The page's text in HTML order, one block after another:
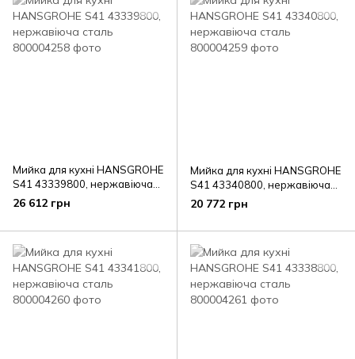
Мийка для кухні HANSGROHE
S41 43339800, нержавіюча
сталь
26 612 грн
Мийка для кухні HANSGROHE
S41 43340800, нержавіюча
сталь
20 772 грн